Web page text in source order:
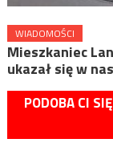
WIADOMOŚCI
Mieszkaniec
ukazał się w
PODOBA CI